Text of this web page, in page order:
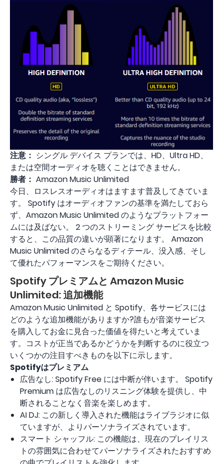
注意： シングル デバイス プランでは、HD、Ultra HD、
または空間オーディオを聴くことはできません。
勝者： Amazon Music Unlimited
今日、ロスレスオーディオはますます普及してきていま
す。 Spotify はオーディオファンの基準を満たしておら
ず、Amazon Music Unlimited のようなプラットフォー
ムには及ばない。 2 つのストリーミング サービスを比較
すると、この品質の違いが顕著になります。 Amazon
Music Unlimited のさらなるディテール、没入感、そし
て優れたパフォーマンスをご期待ください。
Spotify プレミアムと Amazon Music
Unlimited: 追加機能
Amazon Music Unlimited と Spotify、各サービスには
どのような追加機能がありますか?誰もが音楽サービス
を購入してお金に見合った価値を得たいと考えていま
す。コストが正当であるかどうかを判断するのに役立つ
いくつかの注目すべきものを以下に示します。
Spotifyはプレミアム
広告なし: Spotify Free には中断が伴います。 Spotify
Premium は広告なしのリスニング体験を提供し、中
断されることなく音楽を楽しめます。
AI DJ: この新しく導入された機能はライブラジオに似
ていますが、よりパーソナライズされています。
スマート シャッフル: この機能は、現在のプレイリス
トの雰囲気に合わせてパーソナライズされたおすすめ